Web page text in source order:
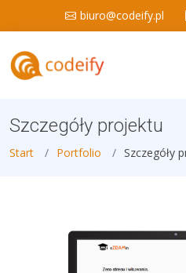
biuro@codeify.pl
Szczegóły projektu
Start Portfolio Szczegóły